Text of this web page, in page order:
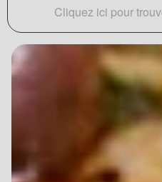
Cliquez ici pour